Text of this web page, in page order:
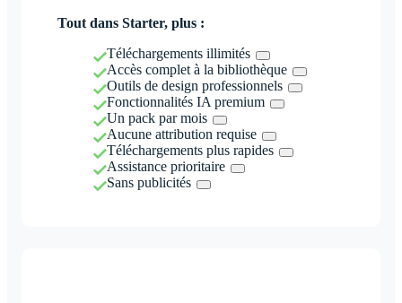
Tout dans Starter, plus :
Téléchargements illimités
Accès complet à la bibliothèque
Outils de design professionnels
Fonctionnalités IA premium
Un pack par mois
Aucune attribution requise
Téléchargements plus rapides
Assistance prioritaire
Sans publicités